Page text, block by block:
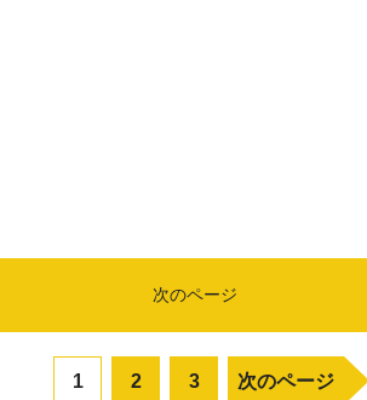
次のページ
1 2 3 次のページ